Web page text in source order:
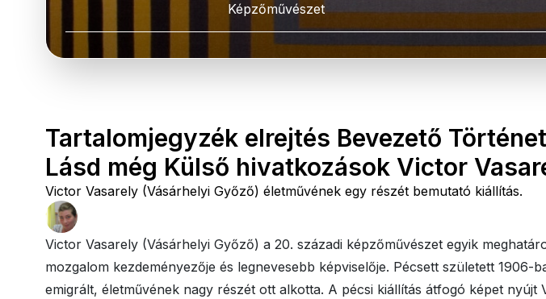
Képzőművészet
Tartalomjegyzék elrejtés Bevezető
Lásd még Külső hivatkozások Victor
Victor Vasarely (Vásárhelyi Győző) életművének egy részét bemutató kiállítás.
Victor Vasarely (Vásárhelyi Győző) a 20. századi képzőművészet egyik
mozgalom kezdeményezője és legnevesebb képviselője. Pécsett született 1906-
emigrált, életművének nagy részét ott alkotta. A pécsi kiállítás átfogó képet nyújt